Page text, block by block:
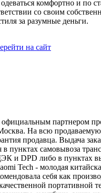
комфортно и по
со своим
за разумные деньги.
на сайт
партнером
На всю
продавца. Выдача
в пунктах самовывоза
и DPD либо в пунктах
Tech - молодая
себя как
портативной